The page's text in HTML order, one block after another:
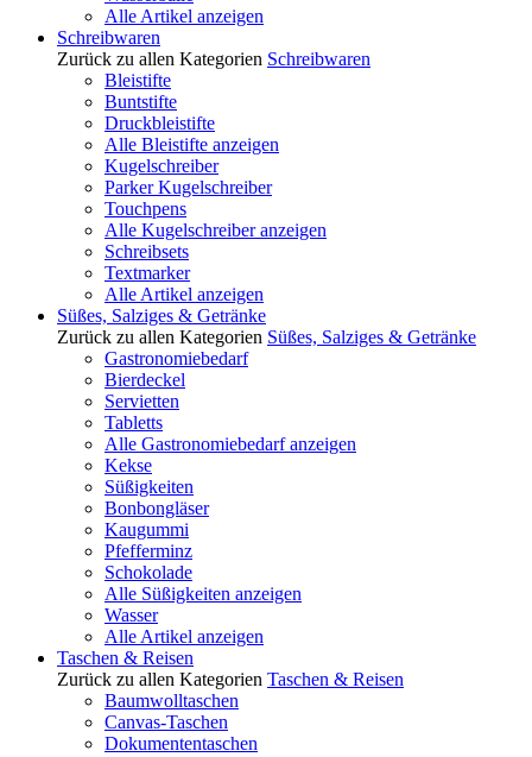
Alle Artikel anzeigen
Schreibwaren
Zurück zu allen Kategorien Schreibwaren
Bleistifte
Buntstifte
Druckbleistifte
Alle Bleistifte anzeigen
Kugelschreiber
Parker Kugelschreiber
Touchpens
Alle Kugelschreiber anzeigen
Schreibsets
Textmarker
Alle Artikel anzeigen
Süßes, Salziges & Getränke
Zurück zu allen Kategorien Süßes, Salziges & Getränke
Gastronomiebedarf
Bierdeckel
Servietten
Tabletts
Alle Gastronomiebedarf anzeigen
Kekse
Süßigkeiten
Bonbongläser
Kaugummi
Pfefferminz
Schokolade
Alle Süßigkeiten anzeigen
Wasser
Alle Artikel anzeigen
Taschen & Reisen
Zurück zu allen Kategorien Taschen & Reisen
Baumwolltaschen
Canvas-Taschen
Dokumententaschen